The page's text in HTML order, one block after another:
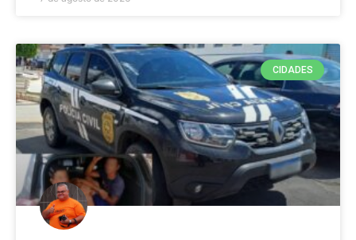
CIDADES